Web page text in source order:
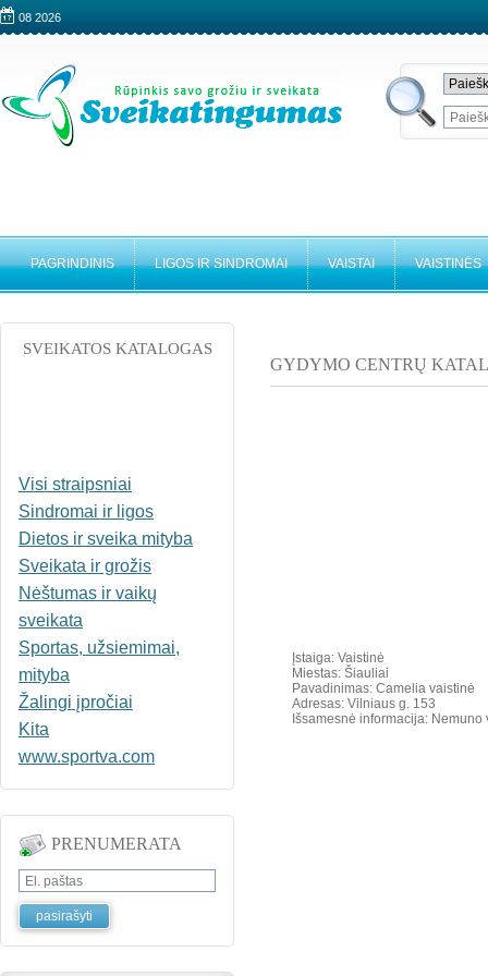
08 2026
PAGRINDINIS LIGOS IR SINDROMAI VAISTAI VAISTINĖS
GYDYMO CENTRŲ
Įstaiga: Vaistinė
Miestas: Šiauliai
Pavadinimas: Camelia vaistinė
Adresas: Vilniaus g. 153
Išsamesnė informacija:
SVEIKATOS KATALOGAS
Visi straipsniai
Sindromai ir ligos
Dietos ir sveika mityba
Sveikata ir grožis
Nėštumas ir vaikų
sveikata
Sportas, užsiemimai,
mityba
Žalingi įpročiai
Kita
www.sportva.com
PRENUMERATA